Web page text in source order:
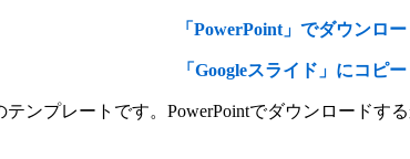
「PowerPoint」でダウンロー
「Googleスライド」にコピ
ンプレートです。PowerPointでダウンロード